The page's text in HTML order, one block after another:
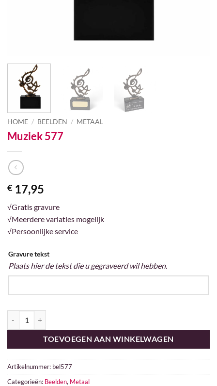
HOME / BEELDEN / METAAL
Muziek 577
€ 17,95
√Gratis gravure
√Meerdere variaties mogelijk
√Persoonlijke service
Gravure tekst
Plaats hier de tekst die u gegraveerd wil hebben.
TOEVOEGEN AAN WINKELWAGEN
Artikelnummer: bel577
Categorieën: Beelden, Metaal